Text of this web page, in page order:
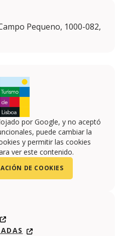
Pequeno, 1000-082,
por Google, y no aceptó
puede cambiar la
y permitir las cookies
ver este contenido.
DE COOKIES